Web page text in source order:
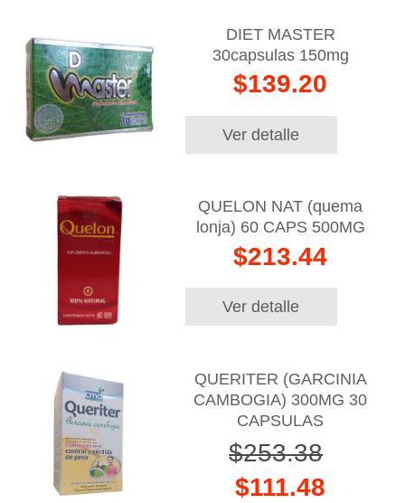
DIET MASTER
30capsulas 150mg
$139.20
Ver detalle
QUELON NAT (quema
lonja) 60 CAPS 500MG
$213.44
Ver detalle
QUERITER (GARCINIA
CAMBOGIA) 300MG 30
CAPSULAS
$253.38
$111.48